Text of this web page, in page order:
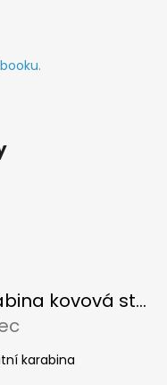
Vypouštěcí karabina kovová stříbrná
z 5 hvězdiček.
karabina